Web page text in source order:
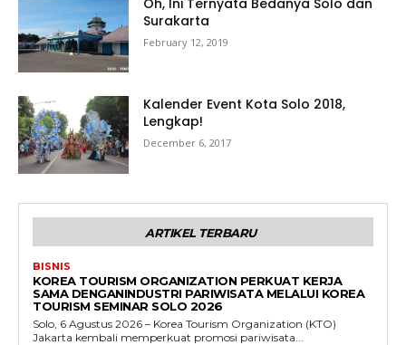
Surakarta
February 12, 2019
Kalender Event Kota Solo 2018,
Lengkap!
December 6, 2017
ARTIKEL TERBARU
BISNIS
KOREA TOURISM ORGANIZATION PERKUAT KERJA
SAMA DENGANINDUSTRI PARIWISATA MELALUI KOREA
TOURISM SEMINAR SOLO 2026
Solo, 6 Agustus 2026 – Korea Tourism Organization (KTO)
Jakarta kembali memperkuat promosi pariwisata...